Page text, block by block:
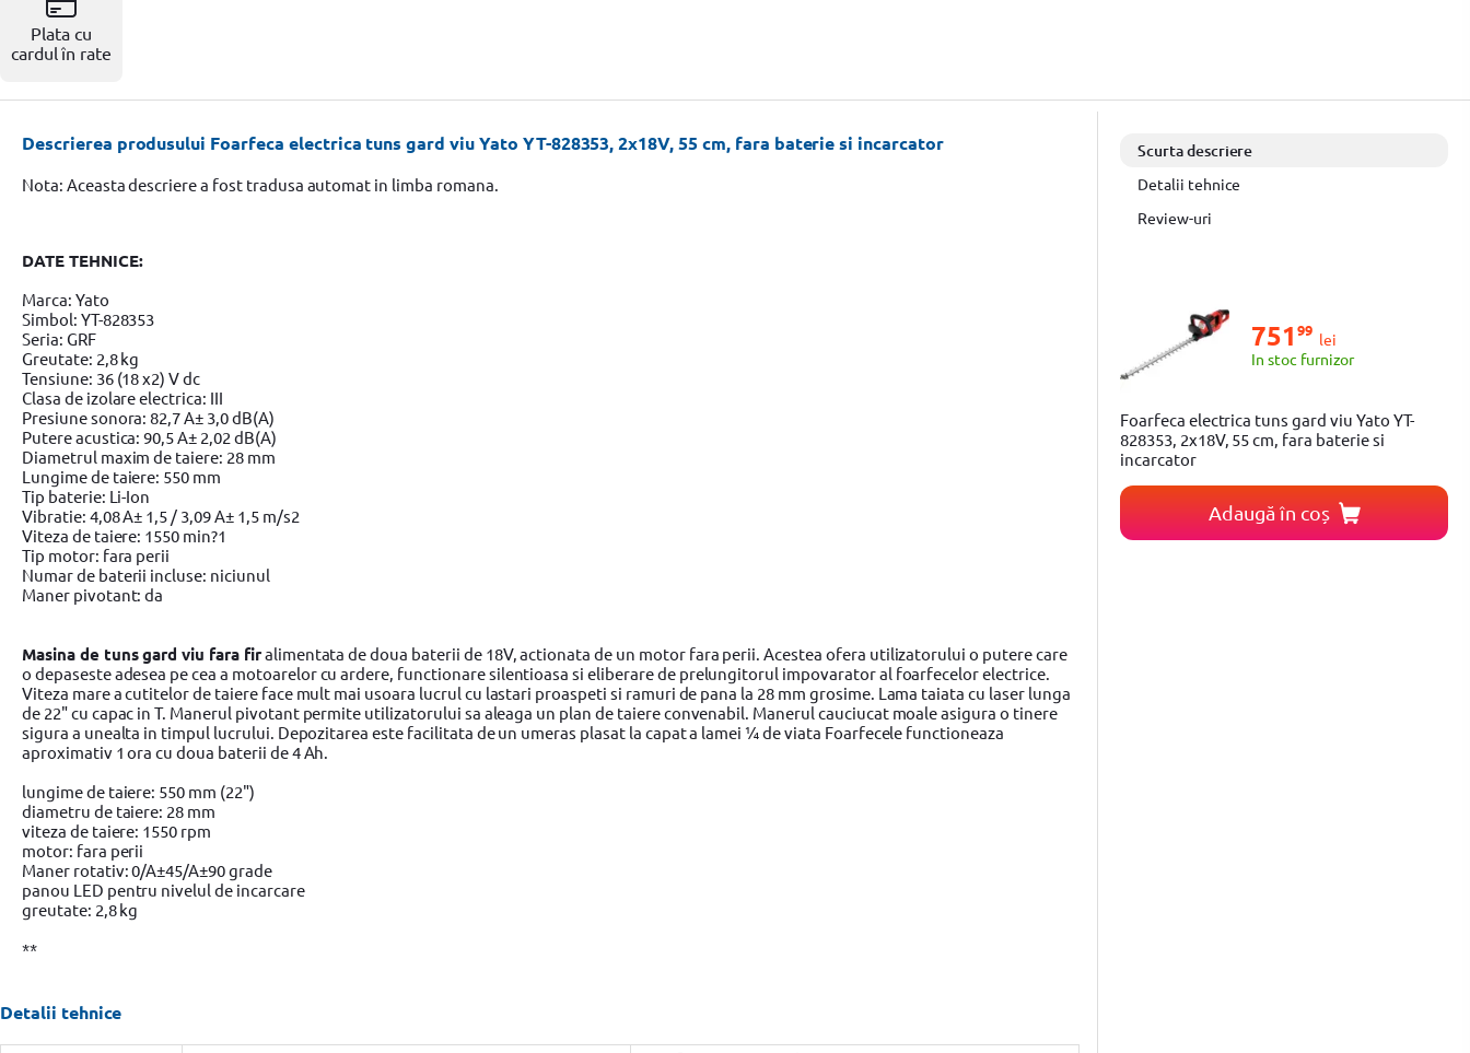
Resigilate
Plata cu
cardul în rate
Scurta descriere
Detalii tehnice
Review-uri
751 99 lei
In stoc furnizor
Foarfeca electrica tuns gard viu Yato YT-
828353, 2x18V, 55 cm, fara baterie si
incarcator
Adaugă în coș
Descrierea produsului Foarfeca electrica tuns gard viu Yato YT-828353, 2x18V, 55 cm, fara baterie si incarcator
Nota: Aceasta descriere a fost tradusa automat in limba romana.
DATE TEHNICE:
Marca: Yato
Simbol: YT-828353
Seria: GRF
Greutate: 2,8 kg
Tensiune: 36 (18 x2) V dc
Clasa de izolare electrica: III
Presiune sonora: 82,7 A± 3,0 dB(A)
Putere acustica: 90,5 A± 2,02 dB(A)
Diametrul maxim de taiere: 28 mm
Lungime de taiere: 550 mm
Tip baterie: Li-Ion
Vibratie: 4,08 A± 1,5 / 3,09 A± 1,5 m/s2
Viteza de taiere: 1550 min?1
Tip motor: fara perii
Numar de baterii incluse: niciunul
Maner pivotant: da
Masina de tuns gard viu fara firalimentata de doua baterii de 18V, actionata de un motor fara perii. Acestea ofera utilizatorului o putere care
o depaseste adesea pe cea a motoarelor cu ardere, functionare silentioasa si eliberare de prelungitorul impovarator al foarfecelor electrice.
Viteza mare a cutitelor de taiere face mult mai usoara lucrul cu lastari proaspeti si ramuri de pana la 28 mm grosime. Lama taiata cu laser lunga
de 22" cu capac in T. Manerul pivotant permite utilizatorului sa aleaga un plan de taiere convenabil. Manerul cauciucat moale asigura o tinere
sigura a unealta in timpul lucrului. Depozitarea este facilitata de un umeras plasat la capat a lamei ¼ de viata Foarfecele functioneaza
aproximativ 1 ora cu doua baterii de 4 Ah.
lungime de taiere: 550 mm (22")
diametru de taiere: 28 mm
viteza de taiere: 1550 rpm
motor: fara perii
Maner rotativ: 0/A±45/A±90 grade
panou LED pentru nivelul de incarcare
greutate: 2,8 kg
**
Detalii tehnice